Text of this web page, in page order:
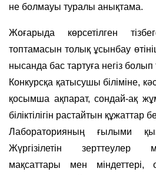
не болмауы туралы анықтама.
Жоғарыда көрсетілген
топтамасын толық ұсынбау
нысанда бас тартуға негіз
Конкурсқа қатысушы біліміне,
қосымша ақпарат, сондай-ақ
біліктілігін растайтын құжаттар
Лабораторияның ғылыми
Жүргізілетін зерттеулер
мақсаттары мен